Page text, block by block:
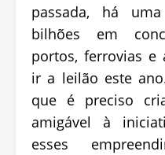
passada, há
bilhões em
portos, ferrovias e
ir a leilão este
que é preciso
amigável à
esses